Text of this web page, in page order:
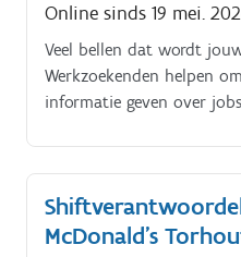
Online sinds 19 mei.
Veel bellen dat wordt jouw dagelijkse sport.
Werkzoekenden helpen
informatie geven over
McDonald's